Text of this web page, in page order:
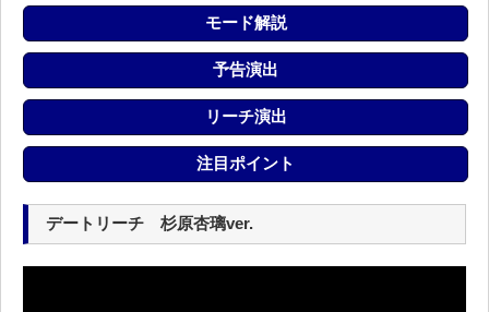
モード解説
予告演出
リーチ演出
注目ポイント
デートリーチ 杉原杏璃ver.